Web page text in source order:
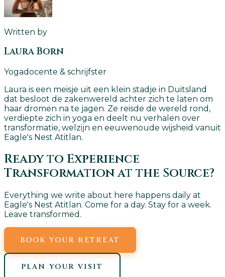
Written by
Laura Born
Yogadocente & schrijfster
Laura is een meisje uit een klein stadje in Duitsland
dat besloot de zakenwereld achter zich te laten om
haar dromen na te jagen. Ze reisde de wereld rond,
verdiepte zich in yoga en deelt nu verhalen over
transformatie, welzijn en eeuwenoude wijsheid vanuit
Eagle's Nest Atitlan.
Ready to Experience
Transformation at the Source?
Everything we write about here happens daily at
Eagle's Nest Atitlan. Come for a day. Stay for a week.
Leave transformed.
BOOK YOUR RETREAT
PLAN YOUR VISIT